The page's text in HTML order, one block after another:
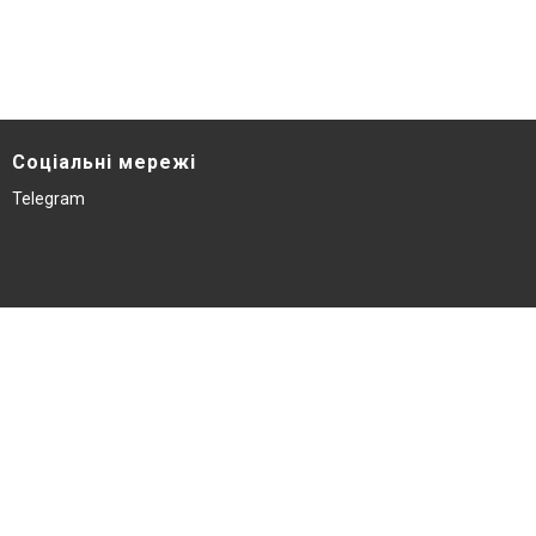
Соціальні мережі
Telegram